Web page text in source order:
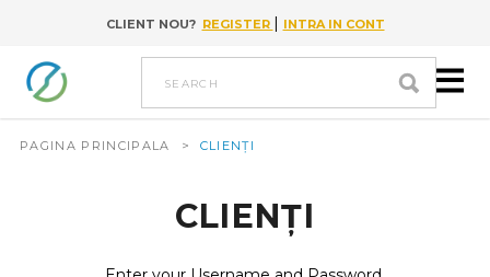
Go to content
CLIENT NOU? REGISTER | INTRA IN CONT
search
PAGINA PRINCIPALA > CLIENȚI
CLIENȚI